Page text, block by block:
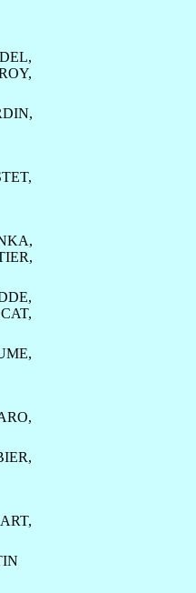
,
,
,
,
,
,
,
,
,
,
,
,